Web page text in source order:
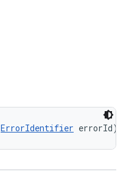
ErrorIdentifier errorId)